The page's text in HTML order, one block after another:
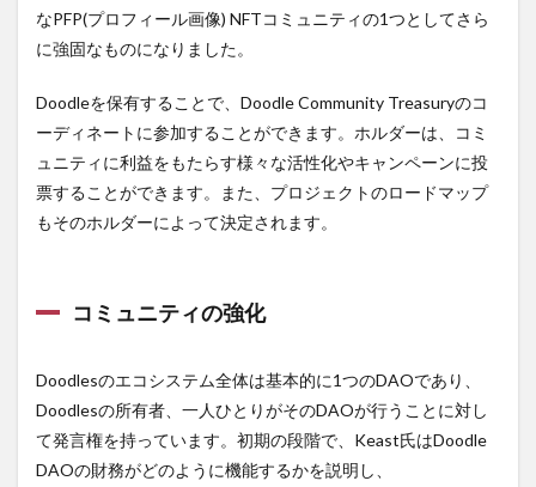
なPFP(プロフィール画像) NFTコミュニティの1つとしてさら
に強固なものになりました。
Doodleを保有することで、Doodle Community Treasuryのコ
ーディネートに参加することができます。ホルダーは、コミ
ュニティに利益をもたらす様々な活性化やキャンペーンに投
票することができます。また、プロジェクトのロードマップ
もそのホルダーによって決定されます。
コミュニティの強化
Doodlesのエコシステム全体は基本的に1つのDAOであり、
Doodlesの所有者、一人ひとりがそのDAOが行うことに対し
て発言権を持っています。初期の段階で、Keast氏はDoodle
DAOの財務がどのように機能するかを説明し、